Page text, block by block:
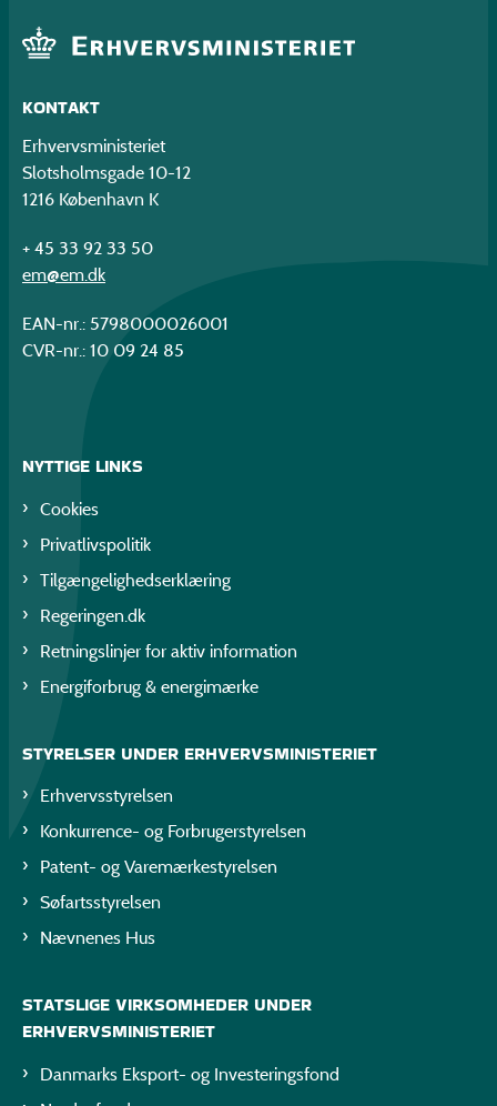
KONTAKT
Erhvervsministeriet
Slotsholmsgade 10-12
1216 København K
+ 45 33 92 33 50
em@em.dk
EAN-nr.: 5798000026001
CVR-nr.: 10 09 24 85
NYTTIGE LINKS
Cookies
Privatlivspolitik
Tilgængelighedserklæring
Regeringen.dk
Retningslinjer for aktiv information
Energiforbrug & energimærke
STYRELSER UNDER ERHVERVSMINISTERIET
Erhvervsstyrelsen
Konkurrence- og Forbrugerstyrelsen
Patent- og Varemærkestyrelsen
Søfartsstyrelsen
Nævnenes Hus
STATSLIGE VIRKSOMHEDER UNDER
ERHVERVSMINISTERIET
Danmarks Eksport- og Investeringsfond